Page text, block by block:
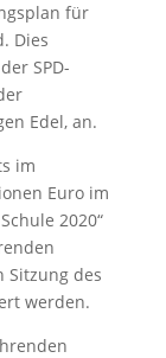
für
Dies
SPD-
Edel, an.
im
Euro im
2020“
Sitzung des
werden.